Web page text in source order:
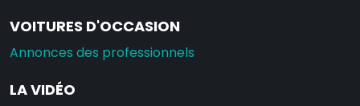
VOITURES D'OCCASION
Annonces des professionnels
LA VIDÉO